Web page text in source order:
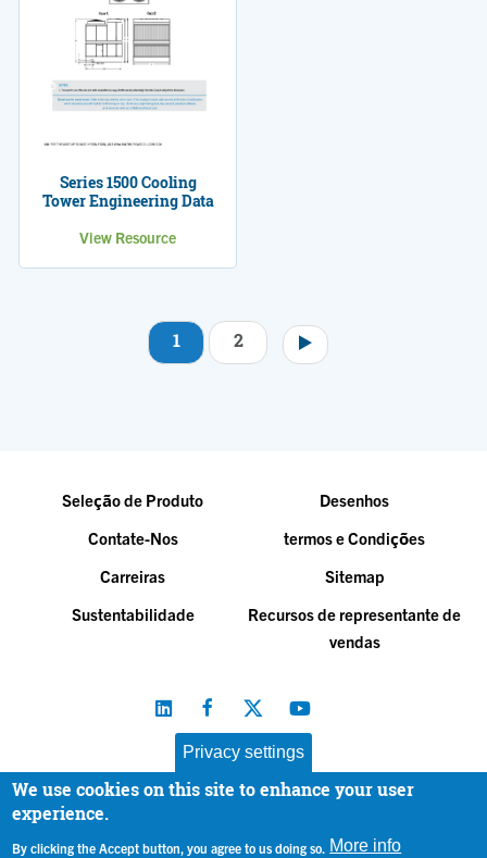
Series 1500 Cooling
Tower Engineering Data
View Resource
1 2
Seleção de Produto
Desenhos
Contate-Nos
termos e Condições
Carreiras
Sitemap
Sustentabilidade
Recursos de representante de
vendas
Baltimore Aircoil Company, Inc. |
Privacy settings
We use cookies on this site to enhance your user
experience.
By clicking the Accept button, you agree to us doing so. More info